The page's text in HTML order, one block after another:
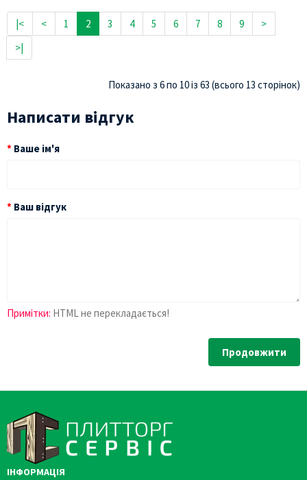
|< < 1 2 3 4 5 6 7 8 9
>
>|
Показано з 6 по 10 із 63 (всього 13 сторінок)
Написати відгук
Ваше ім'я
Ваш відгук
Примітки: HTML не перекладається!
Продовжити
ІНФОРМАЦІЯ